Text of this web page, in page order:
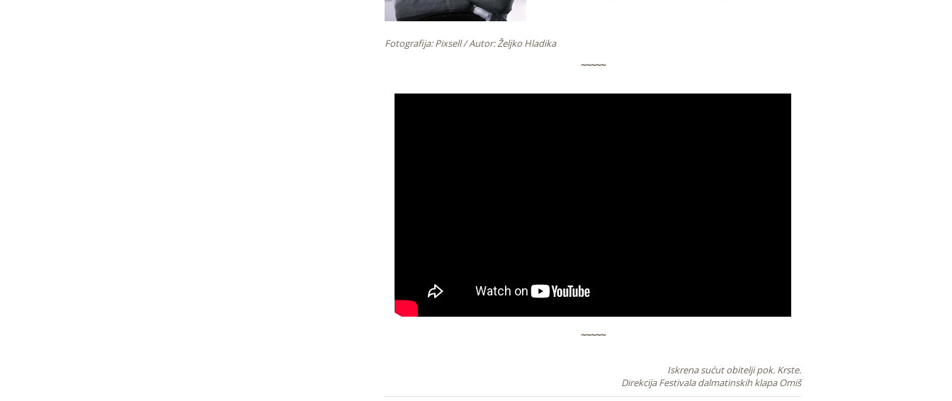
Fotografija: Pixsell / Autor: Željko Hladika
~~~~~
~~~~~
Iskrena sućut obitelji pok. Krste.
Direkcija Festivala dalmatinskih klapa Omiš